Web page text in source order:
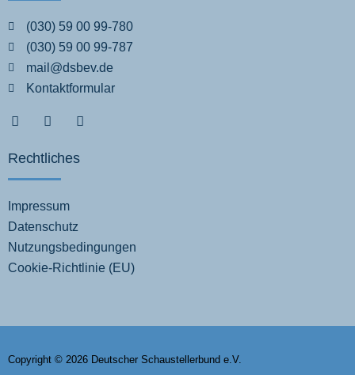
(030) 59 00 99-780
(030) 59 00 99-787
mail@dsbev.de
Kontaktformular
Rechtliches
Impressum
Datenschutz
Nutzungsbedingungen
Cookie-Richtlinie (EU)
Copyright © 2026 Deutscher Schaustellerbund e.V.